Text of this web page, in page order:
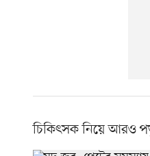
চিকিৎসক নিয়ে আরও